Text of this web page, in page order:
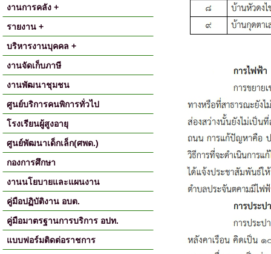
งานการคลัง +
รายงาน +
บริหารงานบุคคล +
งานจัดเก็บภาษี
งานพัฒนาชุมชน
ศูนย์บริการคนพิการทั่วไป
โรงเรียนผู้สูงอายุ
ศูนย์พัฒนาเด็กเล็ก(ศพด.)
กองการศึกษา
งานนโยบายและแผนงาน
คู่มือปฏิบัติงาน อบต.
คู่มือมาตรฐานการบริการ อปท.
แบบฟอร์มติดต่อราชการ